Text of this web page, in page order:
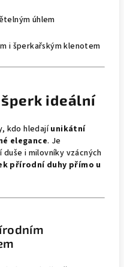
úhlem
i šperkařským klenotem
ideální
kdo hledajíunikátní
elegance. Je
i milovníky vzácných
přírodní duhy přímo u